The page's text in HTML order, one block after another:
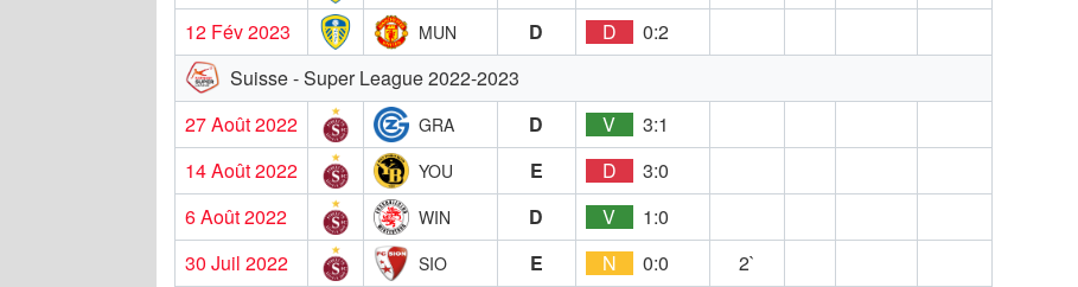
12 Fév 2023
MUN D D
0:2
Suisse - Super League 2022-2023
27 Août 2022
GRA D V
3:1
14 Août 2022
YOU E D
3:0
6 Août 2022
WIN D V
1:0
30 Juil 2022
SIO E N 0:0
2`